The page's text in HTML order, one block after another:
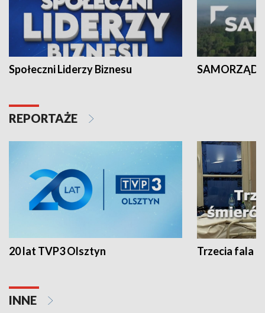
Społeczni Liderzy Biznesu SAMORZĄD
REPORTAŻE
20 lat TVP3 Olsztyn Trzecia fala -
INNE